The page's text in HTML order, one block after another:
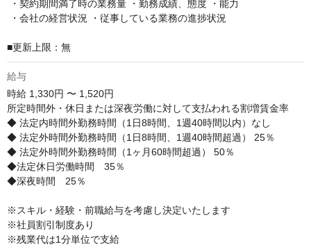
■更新上限：無
給与
時給 1,330円 〜 1,520円
所定時間外・休日または深夜労働に対して支払われる割増賃金率
◆ 法定内時間外勤務時間（1日8時間、1週40時間以内）なし
◆ 法定外時間外勤務時間（1日8時間、1週40時間超過） 25％
◆ 法定外時間外勤務時間（1ヶ月60時間超過） 50％
◆法定休日労働時間　35％
◆深夜時間　25％
※スキル・経験・前職給与を考慮し決定いたします
※社員割引制度あり
※残業代は1分単位で支給